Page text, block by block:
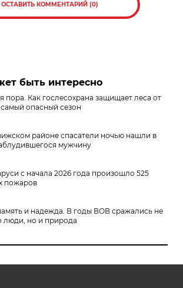
ОСТАВИТЬ КОММЕНТАРИЙ (0)
быть интересно
пора. Как гослесохрана защищает леса от
самый опасный сезон
районе спасатели ночью нашли в
мужчину
с начала 2026 года произошло 525
пожаров
и надежда. В годы ВОВ сражались не
люди, но и природа